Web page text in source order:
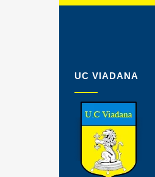
UC VIADANA